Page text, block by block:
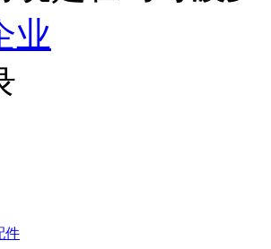
业
件